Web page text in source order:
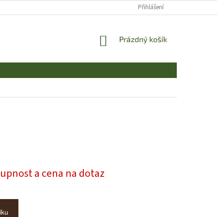
Přihlášení
NÁKUPNÍ
Prázdný košík
a cena na dotaz